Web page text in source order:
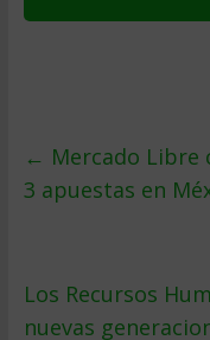
← Mercado Libre
3 apuestas en
Los Recursos
nuevas